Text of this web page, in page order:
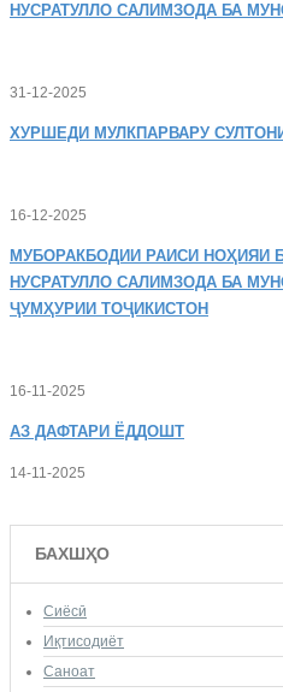
НУСРАТУЛЛО САЛИМЗОДА БА
31-12-2025
ХУРШЕДИ МУЛКПАРВАРУ
16-12-2025
МУБОРАКБОДИИ РАИСИ НОҲИЯИ
НУСРАТУЛЛО САЛИМЗОДА БА
ҶУМҲУРИИ ТОҶИКИСТОН
16-11-2025
АЗ ДАФТАРИ ЁДДОШТ
14-11-2025
БАХШҲО
Сиёсӣ
Иқтисодиёт
Саноат